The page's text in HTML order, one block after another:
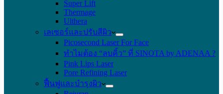
Super Lift
Thermage
Ulthera
เลเซอร์และปรับสีผิว
Picosecond Laser For Face
ทำไมต้อง “ลบคิ้ว” ที่ SINOTA by ADENAA ?
Pink Lips Laser
Pore Refining Laser
ฟื้นฟูและบำรุงผิว